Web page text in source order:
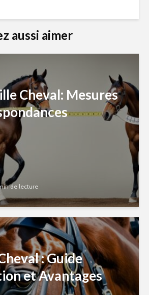
aussi aimer
Cheval: Mesures
de lecture
: Guide
et Avantages